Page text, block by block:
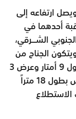
الحصن 467 متراً ويصل ارتفاعه إلى
أحدهما في
الشـــرقي،
الجناح من
غرفــة لقائد الحراس ومطبخ وسجن بطول 9 ‏أمتار ‏وعرض 3
امتار بالإضافة إلى مخزن وغرفـــة الحــرس بطول 18 ‏متراً
الاستطلاع